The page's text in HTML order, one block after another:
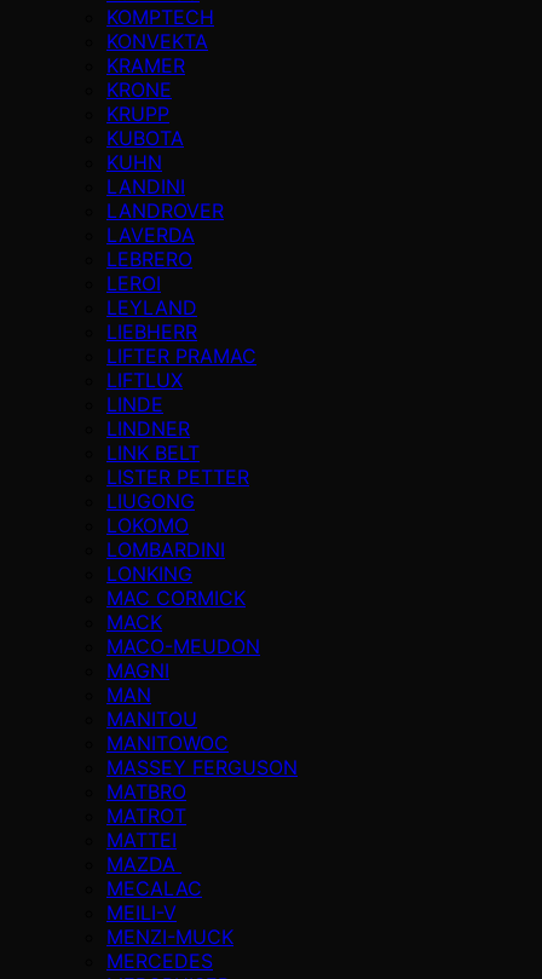
KOMPTECH
KONVEKTA
KRAMER
KRONE
KRUPP
KUBOTA
KUHN
LANDINI
LANDROVER
LAVERDA
LEBRERO
LEROI
LEYLAND
LIEBHERR
LIFTER PRAMAC
LIFTLUX
LINDE
LINDNER
LINK BELT
LISTER PETTER
LIUGONG
LOKOMO
LOMBARDINI
LONKING
MAC CORMICK
MACK
MACO-MEUDON
MAGNI
MAN
MANITOU
MANITOWOC
MASSEY FERGUSON
MATBRO
MATROT
MATTEI
MAZDA
MECALAC
MEILI-V
MENZI-MUCK
MERCEDES